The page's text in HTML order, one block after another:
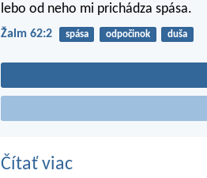
lebo od neho mi prichádza spása.
Žalm 62:2 spása odpočinok duša
Čítať viac